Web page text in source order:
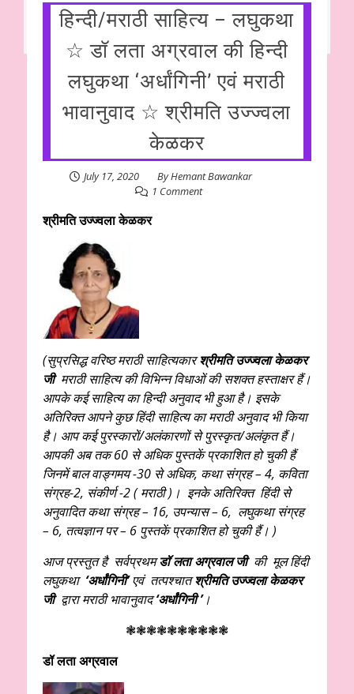
हिन्दी/मराठी साहित्य – लघुकथा
☆ डॉ लता अग्रवाल की हिन्दी
लघुकथा ‘अर्धांगिनी’ एवं मराठी
भावानुवाद ☆ श्रीमति उज्ज्वला
केळकर
July 17, 2020 ByHemant Bawankar
1 Comment
श्रीमति उज्ज्वला केळकर
(सुप्रसिद्ध वरिष्ठ मराठीसाहित्यकारश्रीमति उज्ज्वला केळकर
जीमराठी साहित्य की विभिन्न विधाओं की सशक्त हस्ताक्षर हैं।
आपके कई साहित्य का हिन्दी अनुवाद भी हुआ है। इसके
अतिरिक्त आपने कुछ हिंदी साहित्य का मराठी अनुवाद भी किया
है। आप कई पुरस्कारों/अलंकारणों से पुरस्कृत/अलंकृत हैं।
आपकी अब तक 60 से अधिक पुस्तकें प्रकाशित हो चुकी हैं
जिनमें बाल वाङ्गमय -30 से अधिक, कथा संग्रह – 4, कविता
संग्रह-2, संकीर्ण -2 ( मराठी )। इनके अतिरिक्त हिंदी से
अनुवादित कथा संग्रह – 16, उपन्यास – 6, लघुकथा संग्रह
– 6, तत्वज्ञान पर – 6 पुस्तकें प्रकाशित हो चुकी हैं। )
आज प्रस्तुत है सर्वप्रथमडॉ लता अग्रवाल जीकी मूल हिंदी
लघुकथा ‘अर्धांगिनी’एवं तत्पश्चातश्रीमति उज्ज्वला केळकर
जीद्वारा मराठी भावानुवाद‘अर्धांगिनी’।
❃❃❃❃❃❃❃❃❃❃
डॉ लता अग्रवाल